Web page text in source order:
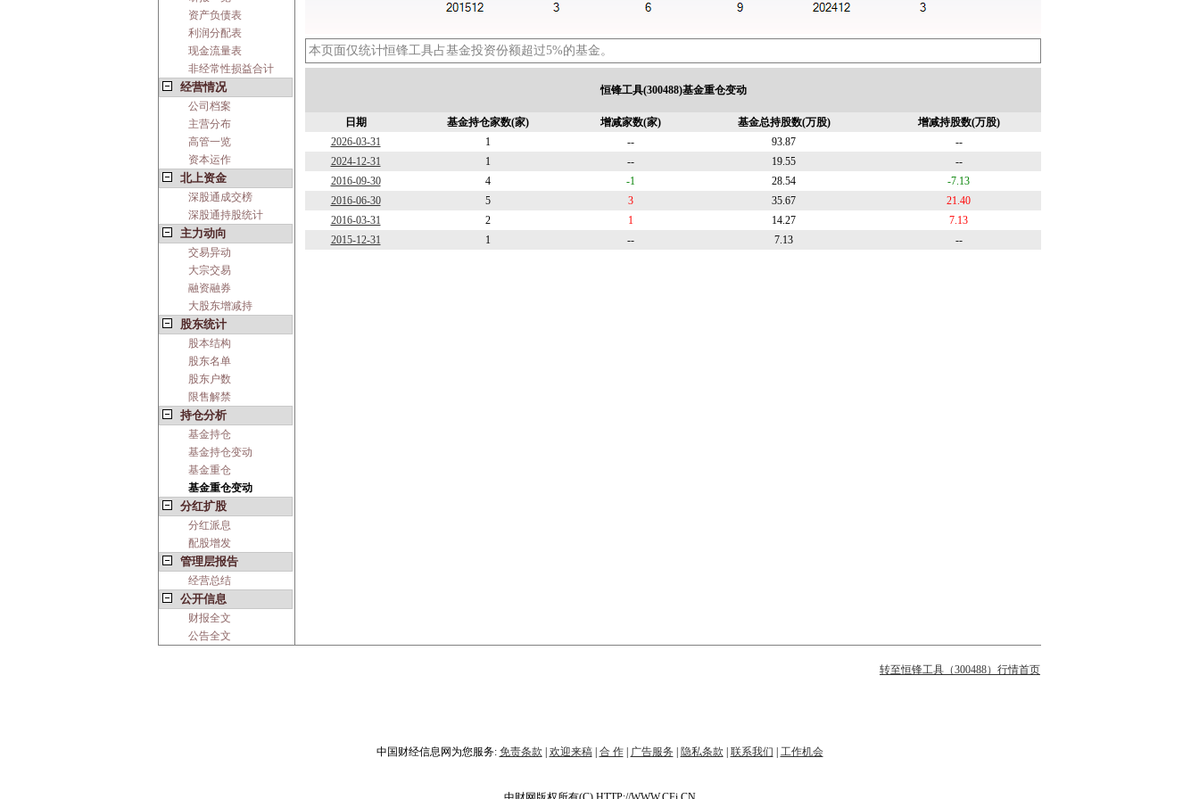
资产负债表
利润分配表
现金流量表
非经常性损益合计
经营情况
公司档案
主营分布
高管一览
资本运作
北上资金
深股通成交榜
深股通持股统计
主力动向
交易异动
大宗交易
融资融券
大股东增减持
股东统计
股本结构
股东名单
股东户数
限售解禁
持仓分析
基金持仓
基金持仓变动
基金重仓
基金重仓变动
分红扩股
分红派息
配股增发
管理层报告
经营总结
公开信息
财报全文
公告全文
本页面仅统计恒锋工具占基金投资份额超过5%的基金。
恒锋工具(300488)基金重仓变动
日期 基金持仓家数(家) 增减家数(家) 基金总持股数(万股)
增减持股数(万股)
2026-03-31
1 -- 93.87
--
2024-12-31
1 -- 19.55
--
2016-09-30
4 -1 28.54
-7.13
2016-06-30
5 3 35.67
21.40
2016-03-31
2 1 14.27
7.13
2015-12-31
1 -- 7.13 --
转至恒锋工具（300488）行情首页
中国财经信息网为您服务: 免责条款 欢迎来稿| 合 作| 广告服务 隐私条款 联系我们 工作机会